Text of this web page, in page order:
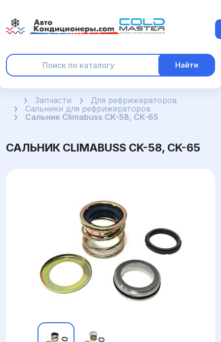
Найти
ГлавнаяЗапчасти
Для рефрижераторов
Сальники для рефрижераторов
Сальник Climabuss CK-58, CK-65
САЛЬНИК CLIMABUSS CK-58, CK-65